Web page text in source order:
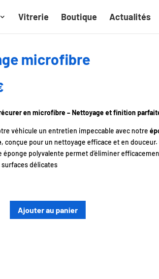
Vitrerie Boutique Actualités
microfibre
en microfibre – Nettoyage et finition
véhicule un entretien impeccable avec notre
, conçue pour un nettoyage efficace et en douceur.
éponge polyvalente permet d’éliminer
surfaces délicates
Ajouter au panier